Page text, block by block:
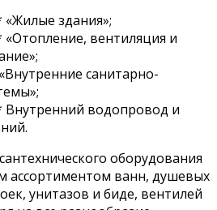
здания»;
вентиляция и
санитарно-
Внутренний водопровод и
оборудования
ассортиментом ванн, душевых
унитазов и биде, вентилей